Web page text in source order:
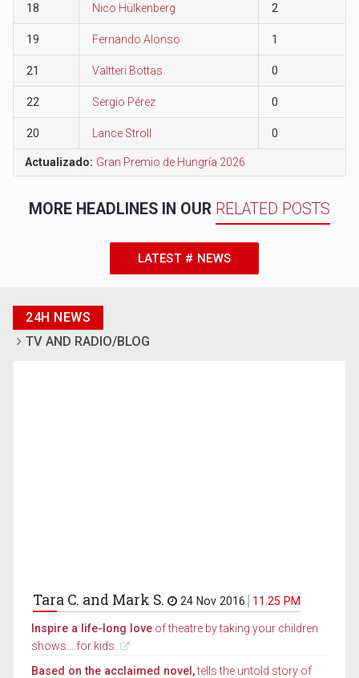
18 Nico Hülkenberg 2
19 Fernando Alonso 1
21 Valtteri Bottas 0
22 Sergio Pérez 0
20 Lance Stroll 0
Actualizado: Gran Premio de Hungría 2026
MORE HEADLINES IN OUR RELATED POSTS
LATEST # NEWS
24H NEWS
TV AND RADIO/BLOG
Tara C. and Mark S. 24 Nov 2016 11.25 PM
Inspire a life-long love of theatre by taking your children
shows... for kids.
Based on the acclaimed novel,tells the untold story of